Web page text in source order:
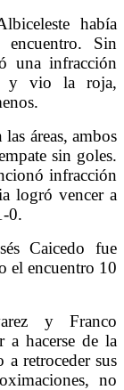
había
Sin
una infracción
y vio la roja,
áreas, ambos
sin goles.
infracción
logró vencer a
0.
Caicedo fue
el encuentro 10
y Franco
a hacerse de la
retroceder sus
no